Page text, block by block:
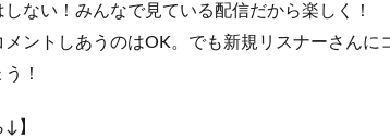
ない！みんなで見ている配信だから楽しく！
メントしあうのはOK。でも新規リスナーさんに
！
】